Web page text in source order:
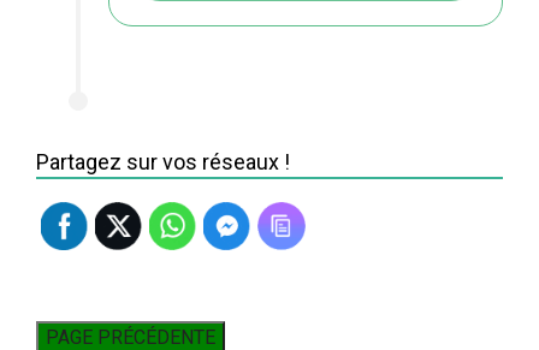
Partagez sur vos réseaux !